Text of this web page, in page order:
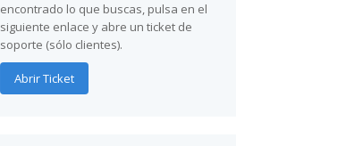
encontrado lo que buscas, pulsa en el
siguiente enlace y abre un ticket de
soporte (sólo clientes).
Abrir Ticket